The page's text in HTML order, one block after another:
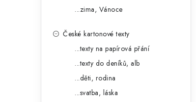
...zima, Vánoce
České kartonové texty
...texty na papírová přání
...texty do deníků, alb
...děti, rodina
...svatba, láska